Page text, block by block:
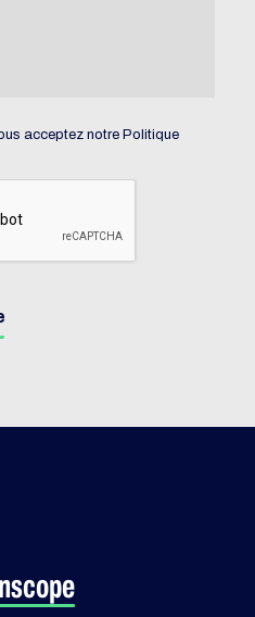
acceptez notre Politique